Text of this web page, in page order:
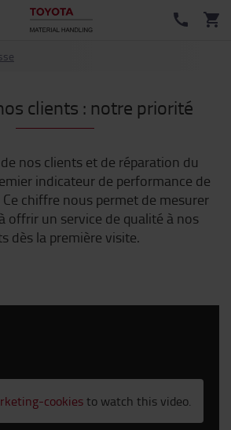
clients : notre priorité
nos clients et de réparation du
indicateur de performance de
chiffre nous permet de mesurer
offrir un service de qualité à nos
dès la première visite.
cookiesto watch this video.